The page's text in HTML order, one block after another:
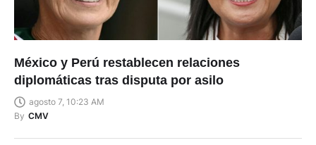
México y Perú restablecen relaciones
diplomáticas tras disputa por asilo
agosto 7, 10:23 AM
By CMV